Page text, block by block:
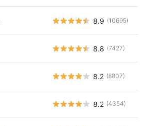
8.9 (10695)
8.8 (7427)
8.2 (8807)
8.2 (4354)